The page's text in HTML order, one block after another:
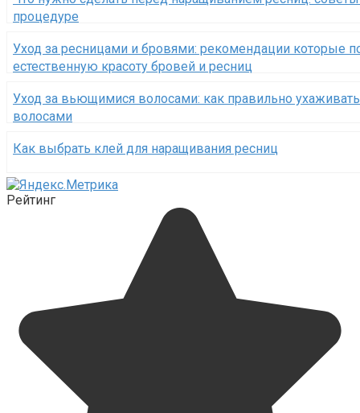
процедуре
Уход за ресницами и бровями: рекомендации которые
естественную красоту бровей и ресниц
Уход за вьющимися волосами: как правильно
волосами
Как выбрать клей для наращивания ресниц
Рейтинг